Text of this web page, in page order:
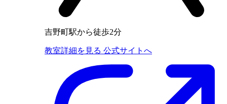
吉野町駅から徒歩2分
教室詳細を見る 公式サイトへ